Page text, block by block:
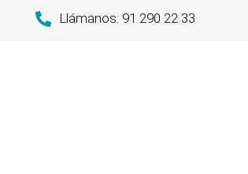
Llámanos: 91 290 22 33